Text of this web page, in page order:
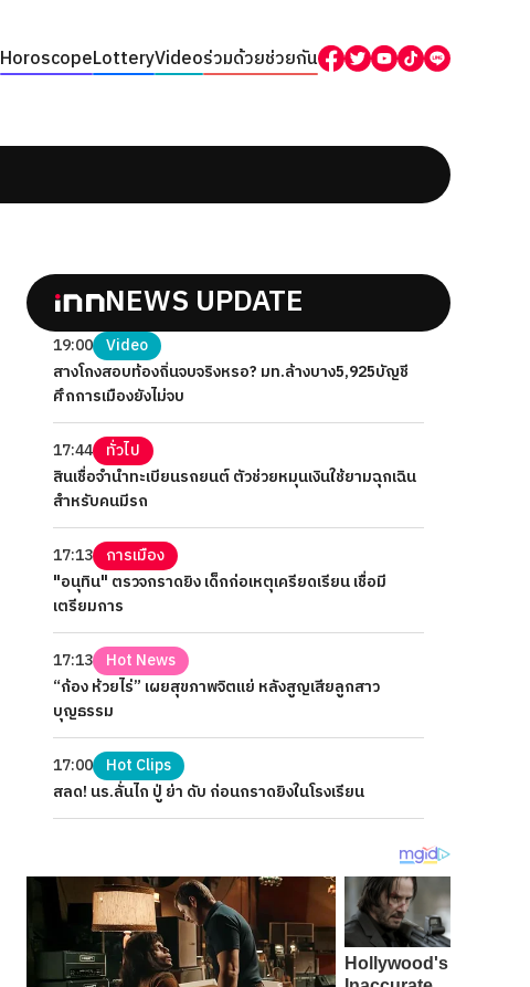
HoroscopeLotteryVideoร่วมด้วยช่วยกัน
NEWS UPDATE
19:00 Video
สางโกงสอบท้องถิ่นจบจริงหรอ? มท.ล้างบาง5,925บัญชี
ศึกการเมืองยังไม่จบ
17:44 ทั่วไป
สินเชื่อจำนำทะเบียนรถยนต์ ตัวช่วยหมุนเงินใช้ยามฉุกเฉิน
สำหรับคนมีรถ
17:13 การเมือง
"อนุทิน" ตรวจกราดยิง เด็กก่อเหตุเครียดเรียน เชื่อมี
เตรียมการ
17:13 Hot News
“ก้อง ห้วยไร่” เผยสุขภาพจิตแย่ หลังสูญเสียลูกสาว
บุญธรรม
17:00 Hot Clips
สลด! นร.ลั่นไก ปู่ ย่า ดับ ก่อนกราดยิงในโรงเรียน